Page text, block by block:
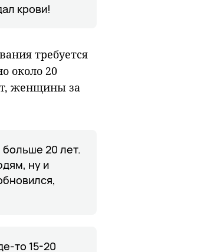
крови!
требуется
около 20
жeнщины зa
20 лет.
ну и
то 15-20